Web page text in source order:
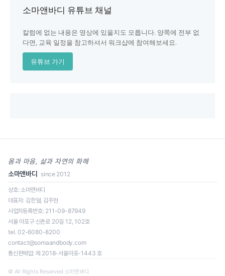
소마앤바디 유튜브 채널
칼럼에 없는 내용은 영상에 있을지도 모릅니다. 양쪽에 전부 없
다면, 교육 일정을 참고하셔서 워크샵에 참여해보세요.
유튜브 가기
몸과 마음, 삶과 자연의 화해
소마앤바디 since 2012
상호: 소마앤바디
대표자: 김한얼, 김주현
사업자등록번호: 211-09-87949
서울 마포구 신촌로 20길 12, 102호
tel. 02-6080-8200
contact@somaandbody.com
통신판매업: 제 2018-서울마포-1443 호
© All Rights Reserved 소마앤바디